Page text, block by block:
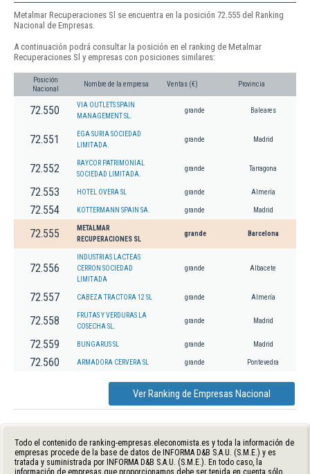
Metalmar Recuperaciones Sl se encuentra en la posición 72.555 del Ranking
Nacional de Empresas.
A continuación podrá consultar la posición en el ranking de Metalmar
Recuperaciones Sl y empresas con posiciones similares:
Posición
Nacional
Nombre de la empresa Ventas (€) Provincia
72.550
VIA OUTLETS SPAIN
MANAGEMENT SL.
grande Baleares
72.551
EGA SURIA SOCIEDAD
LIMITADA.
grande Madrid
72.552
RAYCOR PATRIMONIAL
SOCIEDAD LIMITADA.
grande Tarragona
72.553 HOTEL OVERA SL grande Almería
72.554 KOTTERMANN SPAIN SA. grande Madrid
72.555
METALMAR
RECUPERACIONES SL
grande Barcelona
72.556
INDUSTRIAS LACTEAS
CERRON SOCIEDAD
LIMITADA
grande Albacete
72.557 CABEZA TRACTORA 12 SL grande Almería
72.558
FRUTAS Y VERDURAS LA
COSECHA SL.
grande Madrid
72.559 BUNGARUS SL grande Madrid
72.560 ARMADORA CERVERA SL grande Pontevedra
Ver Ranking de Empresas Nacional
Todo el contenido de ranking-empresas.eleconomista.es y toda la información de
empresas procede de la base de datos de INFORMA D&B S.A.U. (S.M.E.) y es
tratada y suministrada por INFORMA D&B S.A.U. (S.M.E.). En todo caso, la
información de empresas que proporcionamos debe ser tenida en cuenta sólo